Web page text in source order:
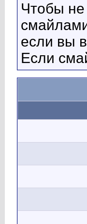
Чтобы
если вы
Если